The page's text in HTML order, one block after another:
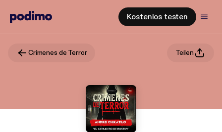
Kostenlos testen
Crímenes de Terror Teilen